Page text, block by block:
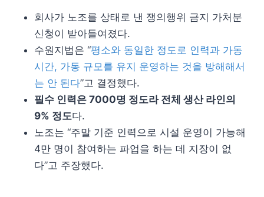
회사가 노조를 상태로 낸 쟁의행위 금지 가처분
신청이 받아들여졌다.
수원지법은 “평소와 동일한 정도로 인력과 가동
시간, 가동 규모를 유지 운영하는 것을 방해해서
는 안 된다”고 결정했다.
필수 인력은 7000명 정도라 전체 생산 라인의
9% 정도다.
노조는 “주말 기준 인력으로 시설 운영이 가능해
4만 명이 참여하는 파업을 하는 데 지장이 없
다”고 주장했다.